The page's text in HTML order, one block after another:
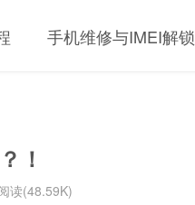
手机维修与IMEI解锁
！
读(48.59K)